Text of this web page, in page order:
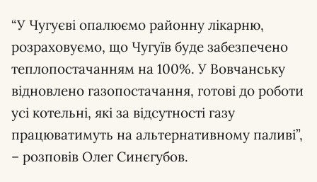
“У Чугуєві опалюємо районну лікарню,
розраховуємо, що Чугуїв буде забезпечено
теплопостачанням на 100%. У Вовчанську
відновлено газопостачання, готові до роботи
усі котельні, які за відсутності газу
працюватимуть на альтернативному паливі”,
– розповів Олег Синєгубов.